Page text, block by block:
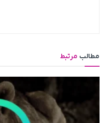
مطالب مرتبط